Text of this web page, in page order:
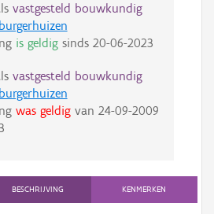
vastgesteld bouwkundig
is geldigsinds 20-06-2023
vastgesteld bouwkundig
was geldigvan 24-09-2009
BESCHRIJVING KENMERKEN